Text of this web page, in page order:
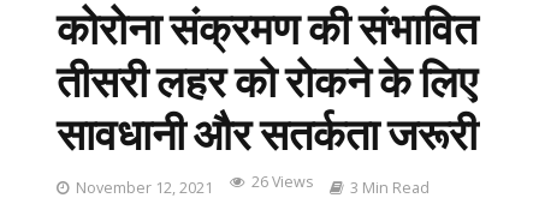
कोरोना संक्रमण की संभावित
तीसरी लहर को रोकने के लिए
सावधानी और सतर्कता जरूरी
November 12, 2021 26 Views 3 Min Read